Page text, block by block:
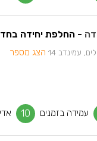
- החלפת יחידה בחדר
עמינדב 14 הצג מספר
עמידה בזמנים 10